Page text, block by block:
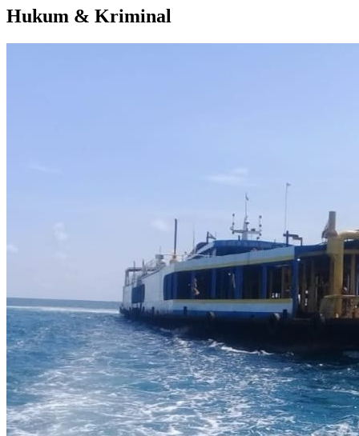
Hukum & Kriminal